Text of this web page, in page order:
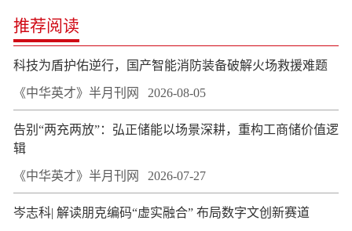
推荐阅读
科技为盾护佑逆行，国产智能消防装备破解火场救援难题
《中华英才》半月刊网 2026-08-05
告别“两充两放”：弘正储能以场景深耕，重构工商储价值逻
辑
《中华英才》半月刊网 2026-07-27
岑志科| 解读朋克编码“虚实融合” 布局数字文创新赛道